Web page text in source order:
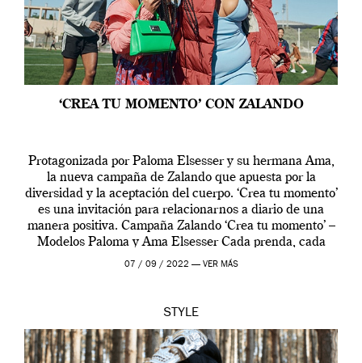
‘CREA TU MOMENTO’ CON ZALANDO
Protagonizada por Paloma Elsesser y su hermana Ama,
la nueva campaña de Zalando que apuesta por la
diversidad y la aceptación del cuerpo. ‘Crea tu momento’
es una invitación para relacionarnos a diario de una
manera positiva. Campaña Zalando ‘Crea tu momento’ –
Modelos Paloma y Ama Elsesser Cada prenda, cada
outfit, cada momento, caracteriza […]
07 / 09 / 2022 — VER MÁS
STYLE